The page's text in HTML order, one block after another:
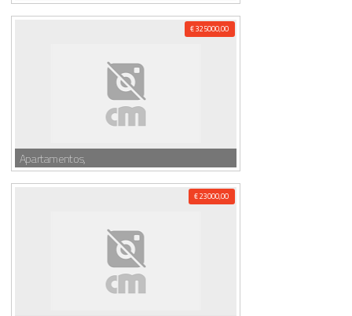
€ 325000,00
Apartamentos,
€ 23000,00